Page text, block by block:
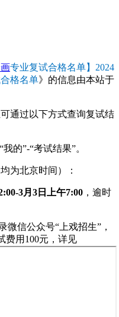
专业复试合格名单】2024
格名单》的信息由本站于
通过以下方式查询复试结
的”-“考试结果”。
为北京时间）：
3月3日上午7:00 ，逾时
微信公众号“上戏招生”，
费用100元，详见